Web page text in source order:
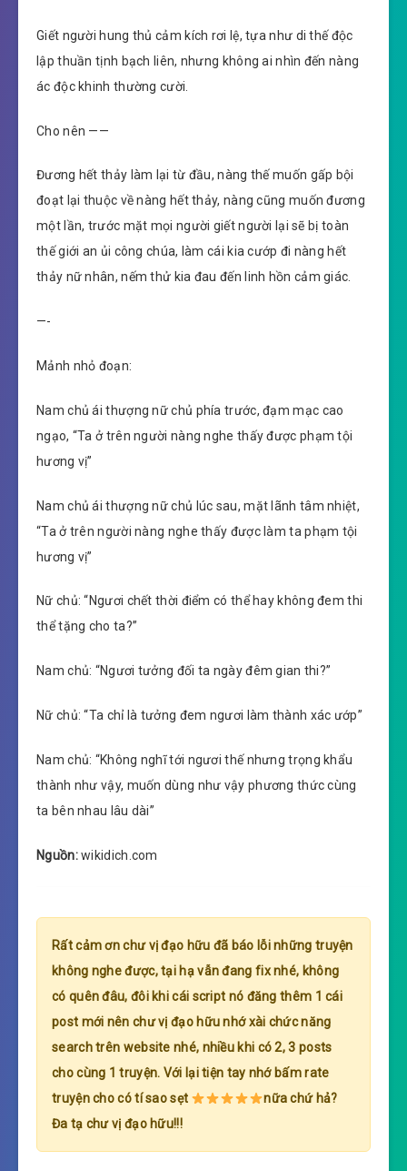
Giết người hung thủ cảm kích rơi lệ, tựa như di thế độc
lập thuần tịnh bạch liên, nhưng không ai nhìn đến nàng
ác độc khinh thường cười.
Cho nên ——
Đương hết thảy làm lại từ đầu, nàng thế muốn gấp bội
đoạt lại thuộc về nàng hết thảy, nàng cũng muốn đương
một lần, trước mặt mọi người giết người lại sẽ bị toàn
thế giới an ủi công chúa, làm cái kia cướp đi nàng hết
thảy nữ nhân, nếm thử kia đau đến linh hồn cảm giác.
—-
Mảnh nhỏ đoạn:
Nam chủ ái thượng nữ chủ phía trước, đạm mạc cao
ngạo, “Ta ở trên người nàng nghe thấy được phạm tội
hương vị”
Nam chủ ái thượng nữ chủ lúc sau, mặt lãnh tâm nhiệt,
“Ta ở trên người nàng nghe thấy được làm ta phạm tội
hương vị”
Nữ chủ: “Ngươi chết thời điểm có thể hay không đem thi
thể tặng cho ta?”
Nam chủ: “Ngươi tưởng đối ta ngày đêm gian thi?”
Nữ chủ: “Ta chỉ là tưởng đem ngươi làm thành xác ướp”
Nam chủ: “Không nghĩ tới ngươi thế nhưng trọng khẩu
thành như vậy, muốn dùng như vậy phương thức cùng
ta bên nhau lâu dài”
Nguồn:wikidich.com
Rất cảm ơn chư vị đạo hữu đã báo lỗi những truyện
không nghe được, tại hạ vẫn đang fix nhé, không
có quên đâu, đôi khi cái script nó đăng thêm 1 cái
post mới nên chư vị đạo hữu nhớ xài chức năng
search trên website nhé, nhiều khi có 2, 3 posts
cho cùng 1 truyện. Với lại tiện tay nhớ bấm rate
truyện cho có tí sao sẹt
nữa chứ hả?
Đa tạ chư vị đạo hữu!!!